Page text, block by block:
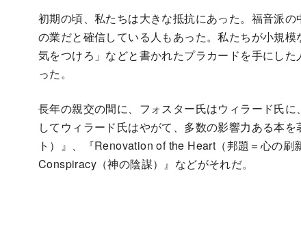
初期の頃、私たちは大きな抵抗にあった。福音派
の業だと確信している人もあった。私たちが小規
気をつけろ」などと書かれたプラカードを手にし
った。
長年の親交の間に、フォスター氏はウィラード氏
してウィラード氏はやがて、多数の影響力ある本
ト）』、『Renovation of the Heart（邦題＝心の
Conspiracy（神の陰謀）』などがそれだ。